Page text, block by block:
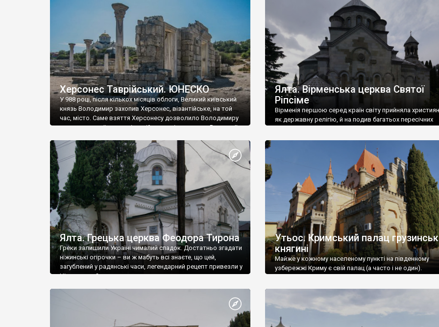
візантійської доби. Раритети викрадені з фондів об’єкту
культурної спадщини ЮНЕСКО «Херсонеса Таврійського».
Офіційно – на виставку «Золото Візантії», але експерти та
влада в Україні вважають це лише […]
називаються «повстяками» (postaki)…” “Вино. Крим
виробляє відмінне вино і його вдосталь: воно все
легке біле і дуже […]
Херсонес Таврійський. ЮНЕСКО
У 988 році, після кількох місяців облоги, Великий київський
князь Володимир захопив Херсонес, візантійське, на той
час, місто. Саме взяття Херсонесу дозволило Володимиру
диктувати свої умови візантійському імператору Василю ІІ,
Херсонесі Володимир-язичник, став Василем-
християнином. А потім було Хрещення Русі. На честь
Херсонесу Таврійського названо місто […]
Ялта. Вірменська церква Святої
Ріпсіме
Вірменія першою серед країн світу прийняла
як державну релігію, й на подив багатьох пересічних
Ялта. Грецька церква Феодора Тирона
Греки залишили Україні чималий спадок. Достатньо згадати
ніжинські огірочки – ви ж мабуть всі знаєте, що цей,
загублений у радянські часи, легендарний рецепт привезли у
Ніжин греки?
Утьос. Кримський палац
княгині
Майже у кожному населеному пункті на південному
узбережжі Криму є свій палац (а часто і не один).